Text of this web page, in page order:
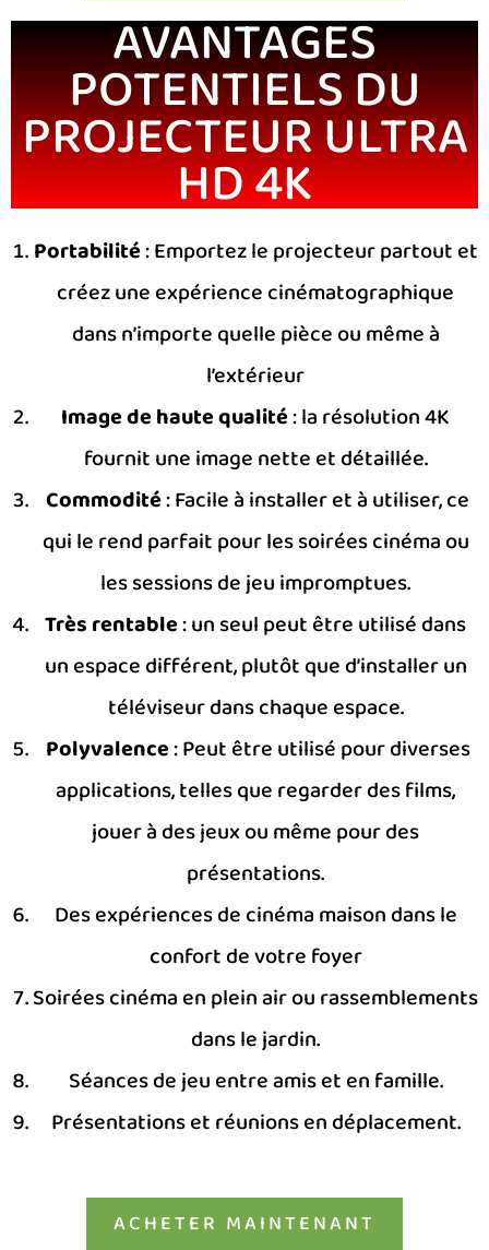
AVANTAGES
POTENTIELS DU
PROJECTEUR ULTRA
HD 4K
Portabilité: Emportez le projecteur partout et
créez une expérience cinématographique
dans n’importe quelle pièce ou même à
l’extérieur
Image de haute qualité: la résolution 4K
fournit une image nette et détaillée.
Commodité: Facile à installer et à utiliser, ce
qui le rend parfait pour les soirées cinéma ou
les sessions de jeu impromptues.
Très rentable: un seul peut être utilisé dans
un espace différent, plutôt que d’installer un
téléviseur dans chaque espace.
Polyvalence: Peut être utilisé pour diverses
applications, telles que regarder des films,
jouer à des jeux ou même pour des
présentations.
Des expériences de cinéma maison dans le
confort de votre foyer
Soirées cinéma en plein air ou rassemblements
dans le jardin.
Séances de jeu entre amis et en famille.
Présentations et réunions en déplacement.
ACHETER MAINTENANT